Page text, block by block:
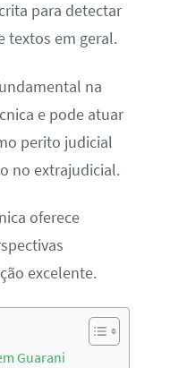
para detectar
textos em geral.
na
e pode atuar
perito judicial
no extrajudicial.
oferece
excelente.
Guarani